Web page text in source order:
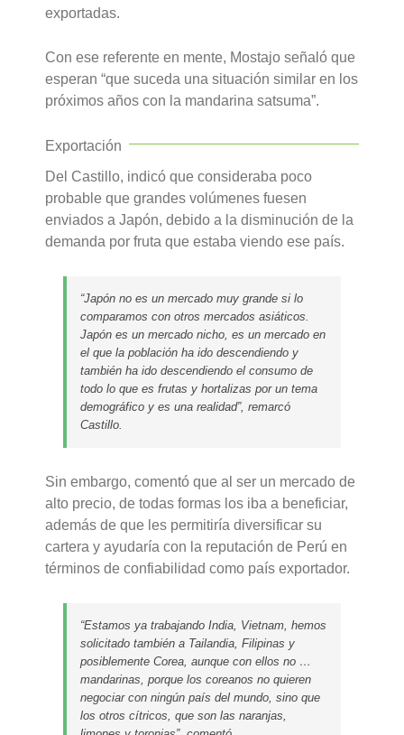
exportadas.
Con ese referente en mente, Mostajo señaló que
esperan “que suceda una situación similar en los
próximos años con la mandarina satsuma”.
Exportación
Del Castillo, indicó que consideraba poco
probable que grandes volúmenes fuesen
enviados a Japón, debido a la disminución de la
demanda por fruta que estaba viendo ese país.
“Japón no es un mercado muy grande si lo
comparamos con otros mercados asiáticos.
Japón es un mercado nicho, es un mercado en
el que la población ha ido descendiendo y
también ha ido descendiendo el consumo de
todo lo que es frutas y hortalizas por un tema
demográfico y es una realidad”, remarcó
Castillo.
Sin embargo, comentó que al ser un mercado de
alto precio, de todas formas los iba a beneficiar,
además de que les permitiría diversificar su
cartera y ayudaría con la reputación de Perú en
términos de confiabilidad como país exportador.
“Estamos ya trabajando India, Vietnam, hemos
solicitado también a Tailandia, Filipinas y
posiblemente Corea, aunque con ellos no …
mandarinas, porque los coreanos no quieren
negociar con ningún país del mundo, sino que
los otros cítricos, que son las naranjas,